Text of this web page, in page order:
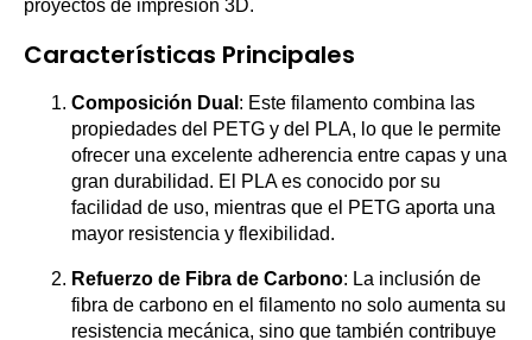
proyectos de impresión 3D.
Características Principales
Composición Dual : Este filamento combina las
propiedades del PETG y del PLA, lo que le permite
ofrecer una excelente adherencia entre capas y una
gran durabilidad. El PLA es conocido por su
facilidad de uso, mientras que el PETG aporta una
mayor resistencia y flexibilidad.
Refuerzo de Fibra de Carbono: La inclusión de
fibra de carbono en el filamento no solo aumenta su
resistencia mecánica, sino que también contribuye